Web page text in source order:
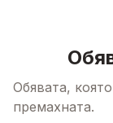
Обявата,
премахната.